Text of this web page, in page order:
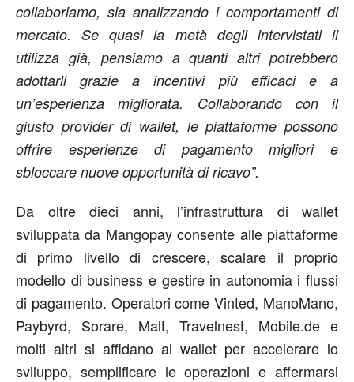
collaboriamo, sia analizzando i comportamenti di
mercato. Se quasi la metà degli intervistati li
utilizza già, pensiamo a quanti altri potrebbero
adottarli grazie a incentivi più efficaci e a
un’esperienza migliorata. Collaborando con il
giusto provider di wallet, le piattaforme possono
offrire esperienze di pagamento migliori e
sbloccare nuove opportunità di ricavo”.
Da oltre dieci anni, l’infrastruttura di wallet
sviluppata da Mangopay consente alle piattaforme
di primo livello di crescere, scalare il proprio
modello di business e gestire in autonomia i flussi
di pagamento. Operatori come Vinted, ManoMano,
Paybyrd, Sorare, Malt, Travelnest, Mobile.de e
molti altri si affidano ai wallet per accelerare lo
sviluppo, semplificare le operazioni e affermarsi